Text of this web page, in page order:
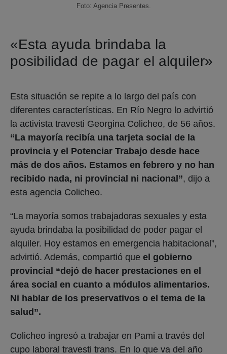
Foto: Agencia Presentes.
«Esta ayuda brindaba la
posibilidad de pagar el alquiler»
Esta situación se repite a lo largo del país con
diferentes características. En Río Negro lo advirtió
la activista travesti Georgina Colicheo, de 56 años.
“La mayoría recibía una tarjeta social de la
provincia y el Potenciar Trabajo desde hace
más de dos años. Estamos en febrero y no han
recibido nada, ni provincial ni nacional”, dijo a
esta agencia Colicheo.
“La mayoría somos trabajadoras sexuales y esta
ayuda brindaba la posibilidad de poder pagar el
alquiler. Hoy estamos en emergencia habitacional”,
advirtió. Además, compartió que el gobierno
provincial “dejó de hacer prestaciones en el
área social en cuanto a módulos alimentarios.
Ni hablar de los preservativos o el tema de la
salud”.
Colicheo ingresó a trabajar en Pami a través del
cupo laboral travesti trans. En lo que va del año